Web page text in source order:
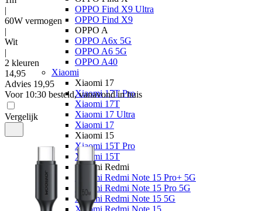
OPPO Find X9 Ultra
OPPO Find X9
OPPO A
OPPO A6x 5G
OPPO A6 5G
OPPO A40
Xiaomi
Xiaomi 17
Xiaomi 17T Pro
Xiaomi 17T
Xiaomi 17 Ultra
Xiaomi 17
Xiaomi 15
Xiaomi 15T Pro
Xiaomi 15T
Xiaomi Redmi
Xiaomi Redmi Note 15 Pro+ 5G
Xiaomi Redmi Note 15 Pro 5G
Xiaomi Redmi Note 15 5G
Xiaomi Redmi Note 15
|
60W vermogen
|
Wit
|
2 kleuren
14,95
Advies 19,95
Voor 10:30 besteld, vanavond in huis
Vergelijk